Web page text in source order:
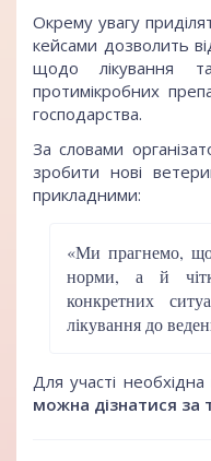
Окрему увагу
кейсами дозволить
щодо лікування та
протимікробних
господарства.
За словами
зробити нові
прикладними:
«Ми прагнемо,
норми, а й
конкретних
лікування до
Для участі
можна дізнатися за